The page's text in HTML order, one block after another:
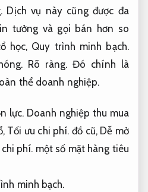
Dịch vụ này cũng được đa
tưởng và gọi bán hơn so
học, Quy trình minh bạch.
Rõ ràng. Đó chính là
thể doanh nghiệp.
lực. Doanh nghiệp thu mua
Tối ưu chi phí. đồ cũ, Dễ mở
phí. một số mặt hàng tiêu
minh bạch.